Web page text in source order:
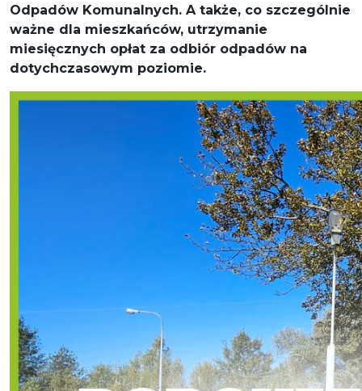
Odpadów Komunalnych. A także, co szczególnie
ważne dla mieszkańców, utrzymanie
miesięcznych opłat za odbiór odpadów na
dotychczasowym poziomie.